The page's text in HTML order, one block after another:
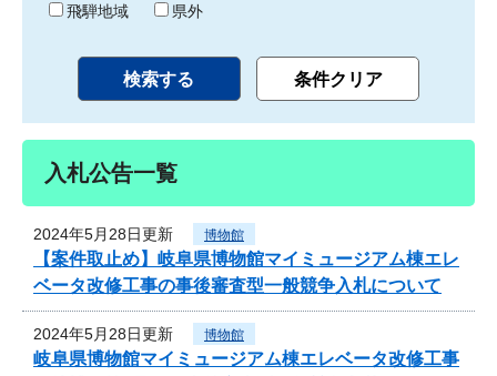
飛騨地域
県外
入札公告一覧
2024年5月28日更新 博物館
【案件取止め】岐阜県博物館マイミュージアム棟エレ
ベータ改修工事の事後審査型一般競争入札について
2024年5月28日更新 博物館
岐阜県博物館マイミュージアム棟エレベータ改修工事